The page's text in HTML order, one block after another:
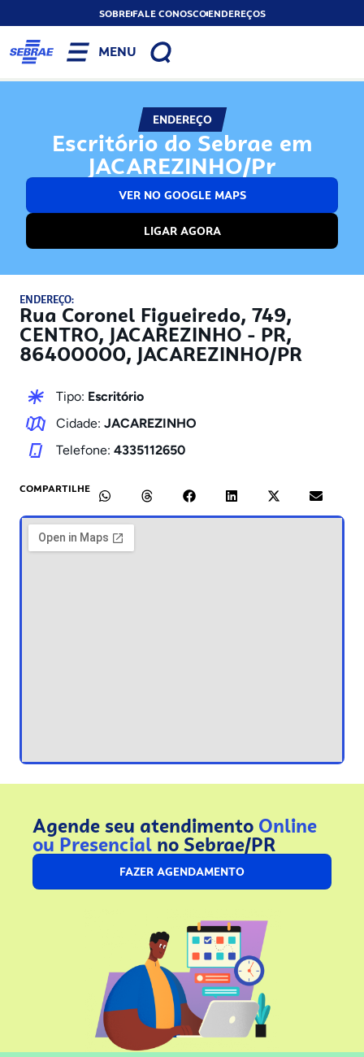
SOBREFALE CONOSCOENDEREÇOS
MENU
ENDEREÇO
Escritório do Sebrae em
JACAREZINHO/Pr
VER NO GOOGLE MAPS
LIGAR AGORA
ENDEREÇO:
Rua Coronel Figueiredo, 749,
CENTRO, JACAREZINHO - PR,
86400000, JACAREZINHO/PR
Tipo: Escritório
Cidade: JACAREZINHO
Telefone: 4335112650
COMPARTILHE
Agende seu atendimento Online
ou Presencial no Sebrae/PR
FAZER AGENDAMENTO